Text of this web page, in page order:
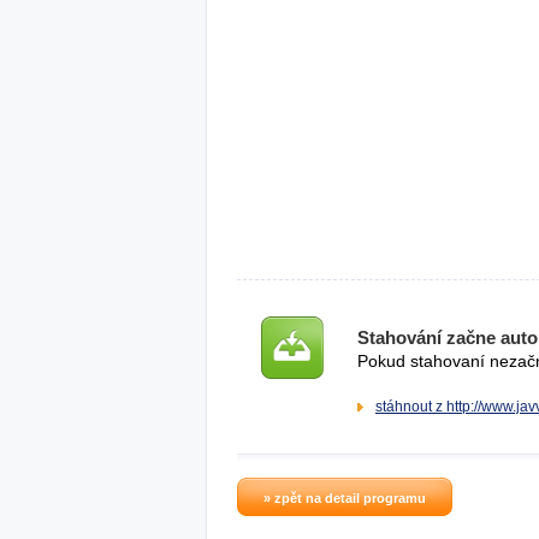
Stahování začne
Pokud stahovaní
stáhnout z http://
» zpět na detail programu